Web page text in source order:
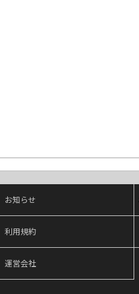
お知らせ
利用規約
運営会社